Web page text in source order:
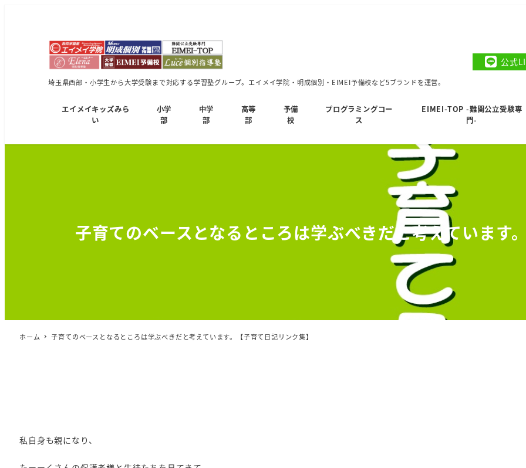
埼玉県西部・小学生から大学受験まで対応する学習塾グループ。エイメイ学院・明成個別・EIMEI予備校など5ブランドを運営。
公式
エイメイキッズみら
い
小学
部
中学
部
高等
部
予備
校
プログラミングコー
ス
EIMEI-TOP -難関公立受験専
門-
子育てのベースとなるところは学ぶべきだと考えています
ホーム 子育てのベースとなるところは学ぶべきだと考えています。【子育て日記リンク集】
私自身も親になり、